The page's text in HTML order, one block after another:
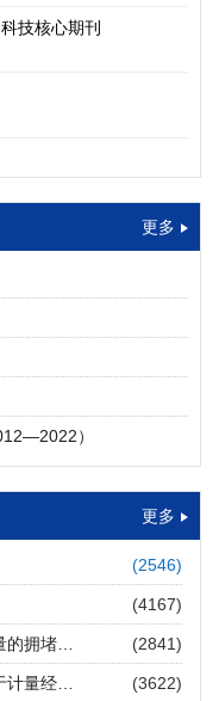
严新平
j.cnki.2095-
负荷预测
提升方法
郑帅
j.cnki.2095-
诗雨
j.cnki.2095-
技核心期刊
更多
）
更多
(2546)
(4167)
(2841)
(3622)